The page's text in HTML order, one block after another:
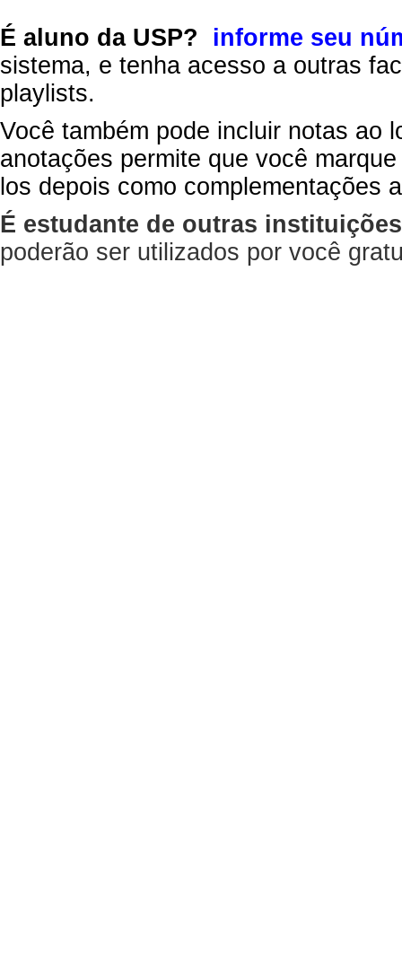
É aluno da USP?
informe seu
sistema, e tenha acesso a outras
playlists.
Você também pode incluir notas ao
anotações permite que você
los depois como complementações
É estudante de outras
poderão ser utilizados por você